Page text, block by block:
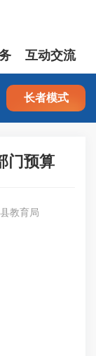
互动交流
长者模式
门预算
教育局